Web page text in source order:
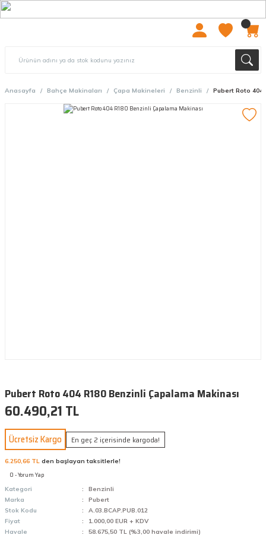
Anasayfa Bahçe Makinaları Çapa Makineleri Benzinli Pubert Roto 404
Pubert Roto 404 R180 Benzinli Çapalama Makinası
60.490,21 TL
Ücretsiz Kargo En geç 2 içerisinde kargoda!
6.250,66 TL den başlayan taksitlerle!
0 - Yorum Yap
Kategori
Benzinli
Marka
Pubert
Stok Kodu
A.03.BCAP.PUB.012
Fiyat
1.000,00 EUR + KDV
Havale
58.675,50 TL (%3,00 havale indirimi)